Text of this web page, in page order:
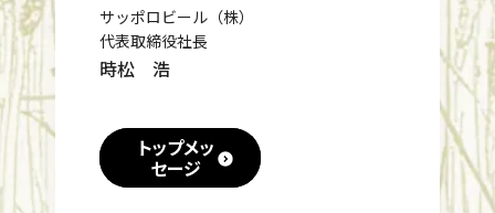
サッポロビール（株）
代表取締役社長
時松 浩
トップメッ
セージ